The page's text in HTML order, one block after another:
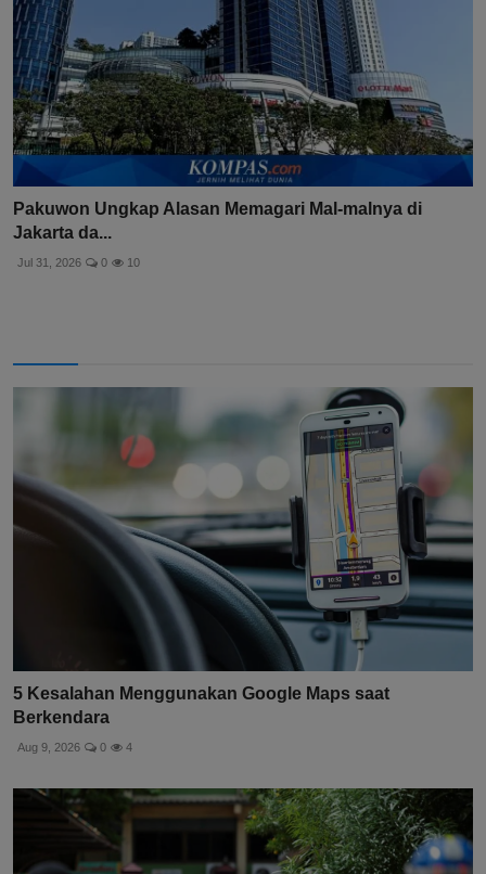
Pakuwon Ungkap Alasan Memagari Mal-malnya di
Jakarta da...
Jul 31, 2026 0 10
5 Kesalahan Menggunakan Google Maps saat
Berkendara
Aug 9, 2026 0 4